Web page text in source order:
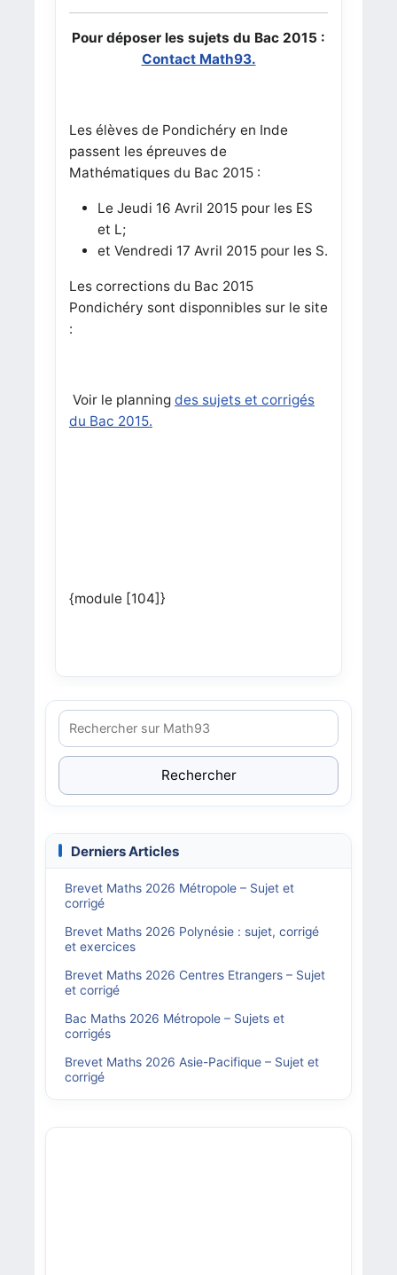
Pour déposer les sujets du Bac 2015 :
Contact Math93.
Les élèves de Pondichéry en Inde
passent les épreuves de
Mathématiques du Bac 2015 :
Le Jeudi 16 Avril 2015 pour les ES
et L;
et Vendredi 17 Avril 2015 pour les S.
Les corrections du Bac 2015
Pondichéry sont disponnibles sur le site
:
Voir le planning des sujets et corrigés
du Bac 2015.
{module [104]}
Rechercher
Derniers Articles
Brevet Maths 2026 Métropole – Sujet et
corrigé
Brevet Maths 2026 Polynésie : sujet, corrigé
et exercices
Brevet Maths 2026 Centres Etrangers – Sujet
et corrigé
Bac Maths 2026 Métropole – Sujets et
corrigés
Brevet Maths 2026 Asie-Pacifique – Sujet et
corrigé